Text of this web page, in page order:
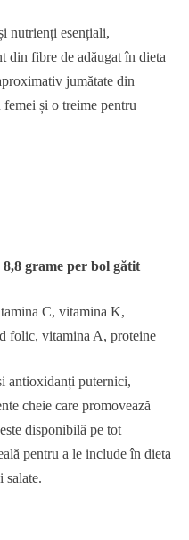
nutrienți esențiali,
din fibre de adăugat în dieta
jumătate din
și o treime pentru
grame per bol gătit
C, vitamina K,
folic, vitamina A, proteine
antioxidanți puternici,
cheie care promovează
disponibilă pe tot
pentru a le include în dieta
salate.